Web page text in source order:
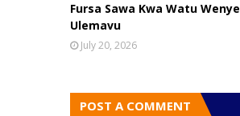
Fursa Sawa Kwa Watu Wenye
Ulemavu
July 20, 2026
POST A COMMENT